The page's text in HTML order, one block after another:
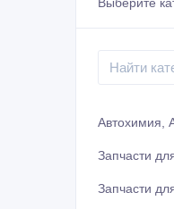
Выберите
Автохимия,
Запчасти
Запчасти